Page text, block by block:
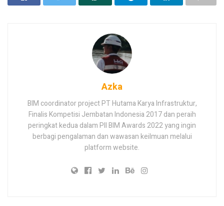
Azka
BIM coordinator project PT Hutama Karya Infrastruktur,
Finalis Kompetisi Jembatan Indonesia 2017 dan peraih
peringkat kedua dalam PII BIM Awards 2022 yang ingin
berbagi pengalaman dan wawasan keilmuan melalui
platform website.